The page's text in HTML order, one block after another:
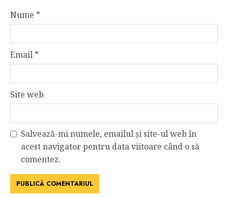
Nume *
Email *
Site web
Salvează-mi numele, emailul și site-ul web în
acest navigator pentru data viitoare când o să
comentez.